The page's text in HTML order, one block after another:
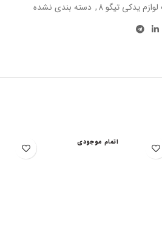
یدکی تیگو 8 , دسته بندی نشده
اتمام موجودی